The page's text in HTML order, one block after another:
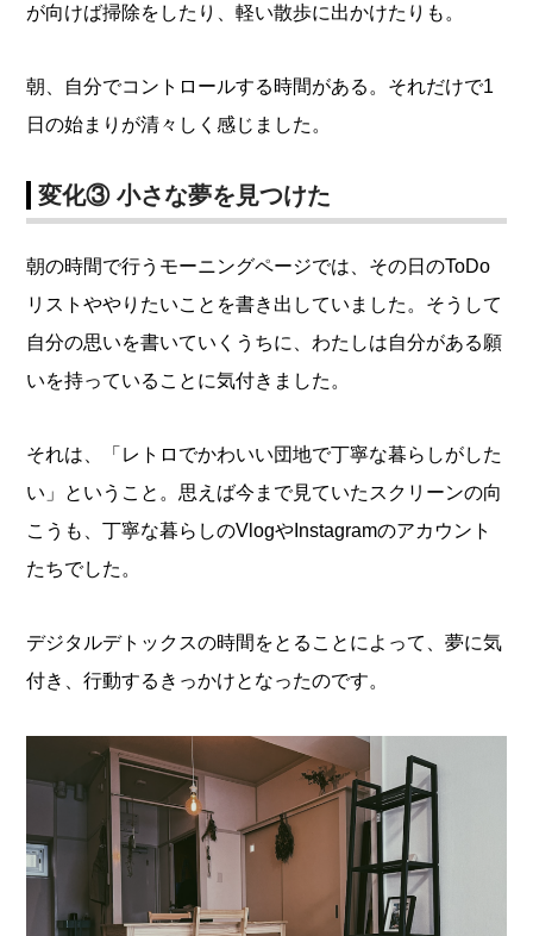
が向けば掃除をしたり、軽い散歩に出かけたりも。
朝、自分でコントロールする時間がある。それだけで1
日の始まりが清々しく感じました。
変化③ 小さな夢を見つけた
朝の時間で行うモーニングページでは、その日のToDo
リストややりたいことを書き出していました。そうして
自分の思いを書いていくうちに、わたしは自分がある願
いを持っていることに気付きました。
それは、「レトロでかわいい団地で丁寧な暮らしがした
い」ということ。思えば今まで見ていたスクリーンの向
こうも、丁寧な暮らしのVlogやInstagramのアカウント
たちでした。
デジタルデトックスの時間をとることによって、夢に気
付き、行動するきっかけとなったのです。